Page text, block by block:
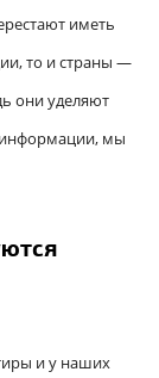
иметь
то и страны —
они уделяют
мы
и у наших